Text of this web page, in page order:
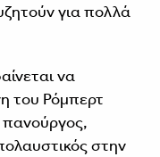
για πολλά
να
του Ρόμπερτ
πανούργος,
στην